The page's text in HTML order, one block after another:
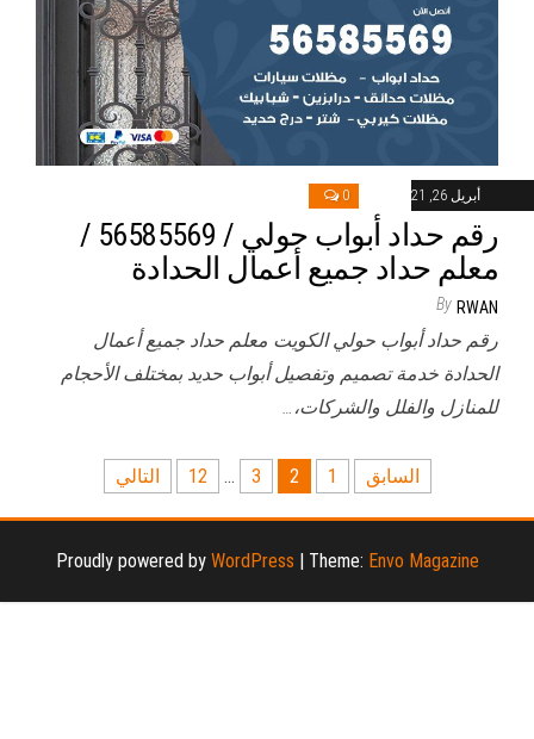
أبريل 26, 2021 0
رقم حداد أبواب حولي / 56585569 /
معلم حداد جميع أعمال الحدادة
By RWAN
رقم حداد أبواب حولي الكويت معلم حداد جميع أعمال
الحدادة خدمة تصميم وتفصيل أبواب حديد بمختلف الأحجام
للمنازل والفلل والشركات،…
صفحات
المقالات
السابق 1
2
3
…
12 التالي
Proudly powered by WordPress | Theme: Envo Magazine